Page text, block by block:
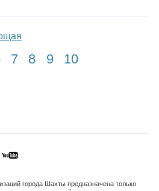
7 8 9 10
города Шахты предназначена только